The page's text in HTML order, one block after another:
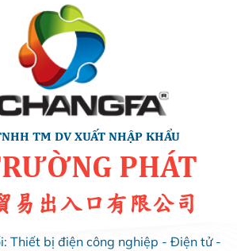
TM DV XUẤT NHẬP KHẨU
PHÁT
易出入口有限公司
Thiết bị điện công nghiệp - Điện tử -